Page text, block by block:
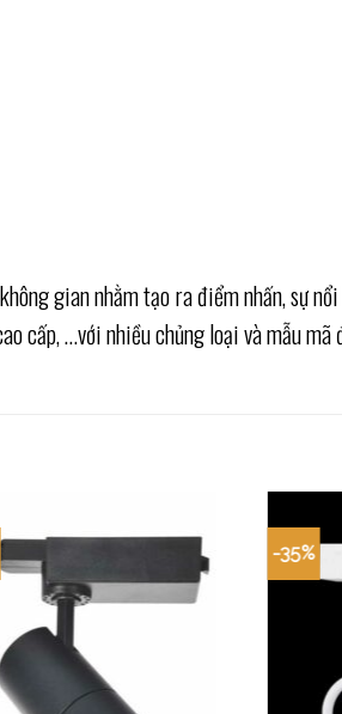
gian nhằm tạo ra điểm nhấn, sự
cấp, …với nhiều chủng loại và mẫu mã
-35%